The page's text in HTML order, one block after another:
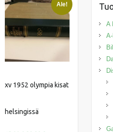
Ale!
xv 1952 olympia kisat
helsingissä
A